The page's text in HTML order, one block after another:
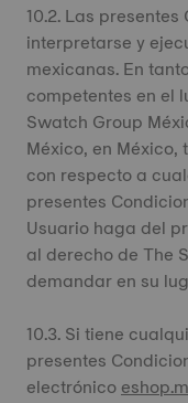
10.2. Las
interpretarse y
mexicanas. En
competentes en el
Swatch Group
México, en
con respecto a
presentes
Usuario haga del
al derecho de The
demandar en su
10.3. Si tiene
presentes
electrónico